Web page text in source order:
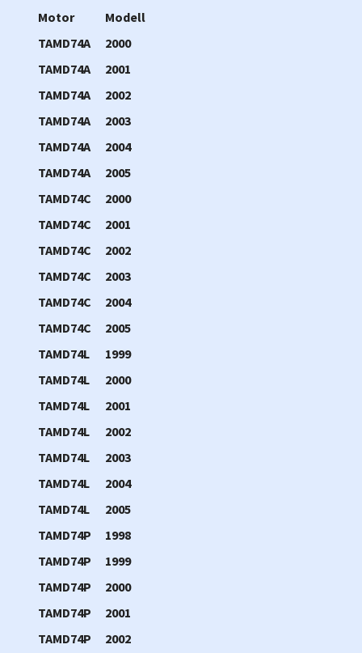
Motor
Modell
TAMD74A
2000
TAMD74A
2001
TAMD74A
2002
TAMD74A
2003
TAMD74A
2004
TAMD74A
2005
TAMD74C
2000
TAMD74C
2001
TAMD74C
2002
TAMD74C
2003
TAMD74C
2004
TAMD74C
2005
TAMD74L
1999
TAMD74L
2000
TAMD74L
2001
TAMD74L
2002
TAMD74L
2003
TAMD74L
2004
TAMD74L
2005
TAMD74P
1998
TAMD74P
1999
TAMD74P
2000
TAMD74P
2001
TAMD74P
2002